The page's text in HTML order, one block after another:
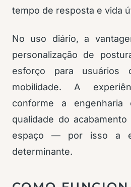
tempo de resposta e vida
No uso diário, a
personalização de
esforço para usuários
mobilidade. A
conforme a engenharia
qualidade do
espaço — por isso a
determinante.